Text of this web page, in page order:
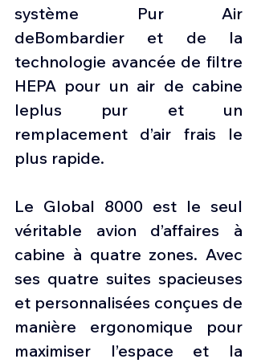
système Pur Air
deBombardier et de la
technologie avancée de filtre
HEPA pour un air de cabine
leplus pur et un
remplacement d’air frais le
plus rapide.
Le Global 8000 est le seul
véritable avion d’affaires à
cabine à quatre zones. Avec
ses quatre suites spacieuses
et personnalisées conçues de
manière ergonomique pour
maximiser l’espace et la